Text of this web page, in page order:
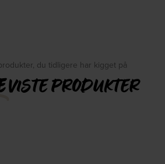
du tidligere har kigget på
VISTE PRODUKTER